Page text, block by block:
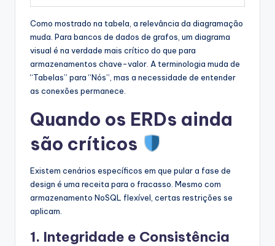
Como mostrado na tabela, a relevância da diagramação
muda. Para bancos de dados de grafos, um diagrama
visual é na verdade mais crítico do que para
armazenamentos chave-valor. A terminologia muda de
“Tabelas” para “Nós”, mas a necessidade de entender
as conexões permanece.
Quando os ERDs ainda
são críticos
Existem cenários específicos em que pular a fase de
design é uma receita para o fracasso. Mesmo com
armazenamento NoSQL flexível, certas restrições se
aplicam.
1. Integridade e Consistência